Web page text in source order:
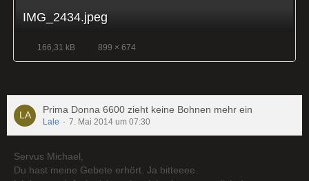
IMG_2434.jpeg
166,31 kB 899 × 674
Prima Donna 6600 zieht keine Bohnen mehr ein
Lale 7. Mai 2014 um 07:30
Servus Michael,
Du hast meine Gebete erhört. Ja bitteeee.